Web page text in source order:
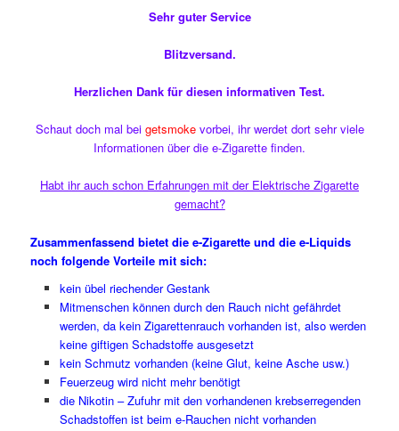
Sehr guter Service
Blitzversand.
Herzlichen Dank für diesen informativen Test.
Schaut doch mal bei getsmokevorbei, ihr werdet dort sehr viele
Informationen über die e-Zigarette finden.
Habt ihr auch schon Erfahrungen mit der Elektrische Zigarette
gemacht?
Zusammenfassend bietet die e-Zigarette und die e-Liquids
noch folgende Vorteile mit sich:
kein übel riechender Gestank
Mitmenschen können durch den Rauch nicht gefährdet
werden, da kein Zigarettenrauch vorhanden ist, also werden
keine giftigen Schadstoffe ausgesetzt
kein Schmutz vorhanden (keine Glut, keine Asche usw.)
Feuerzeug wird nicht mehr benötigt
die Nikotin – Zufuhr mit den vorhandenen krebserregenden
Schadstoffen ist beim e-Rauchen nicht vorhanden